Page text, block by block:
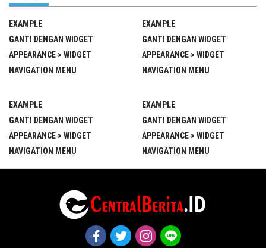
EXAMPLE
GANTI DENGAN WIDGET
APPEARANCE > WIDGET
NAVIGATION MENU
EXAMPLE
GANTI DENGAN WIDGET
APPEARANCE > WIDGET
NAVIGATION MENU
EXAMPLE
GANTI DENGAN WIDGET
APPEARANCE > WIDGET
NAVIGATION MENU
EXAMPLE
GANTI DENGAN WIDGET
APPEARANCE > WIDGET
NAVIGATION MENU